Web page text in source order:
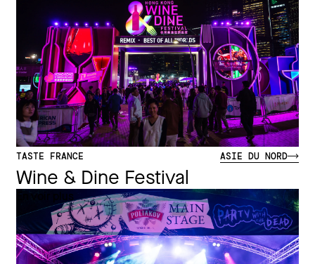
TASTE FRANCE ASIE DU NORD
Wine & Dine Festival
En voir plus